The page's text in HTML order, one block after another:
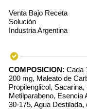
Venta Bajo Receta
Solución
Industria Argentina
COMPOSICION: Cada
200 mg, Maleato de
Propilenglicol,
Metilparabeno, Esencia
30-175, Agua Destilada,